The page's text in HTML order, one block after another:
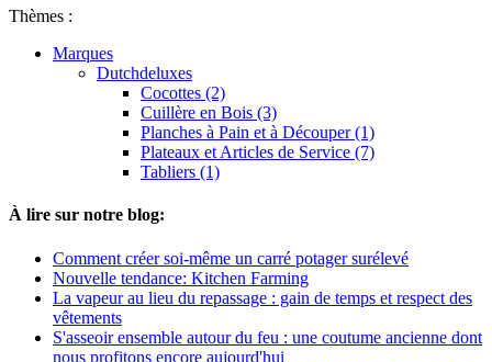
Thèmes :
Marques
Dutchdeluxes
Cocottes (2)
Cuillère en Bois (3)
Planches à Pain et à Découper (1)
Plateaux et Articles de Service (7)
Tabliers (1)
À lire sur notre blog:
Comment créer soi-même un carré potager surélevé
Nouvelle tendance: Kitchen Farming
La vapeur au lieu du repassage : gain de temps et respect des
vêtements
S'asseoir ensemble autour du feu : une coutume ancienne dont
nous profitons encore aujourd'hui